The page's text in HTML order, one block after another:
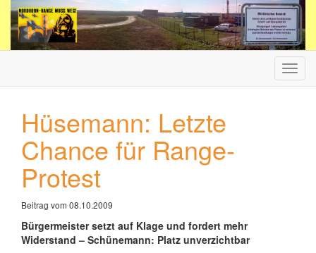
ein-/
Hüsemann: Letzte
Chance für Range-
Protest
Beitrag vom 08.10.2009
Bürgermeister setzt auf Klage und fordert mehr
Widerstand – Schünemann: Platz unverzichtbar